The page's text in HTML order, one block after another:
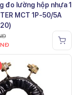
đo lường hộp nhựa 1
MCT 1P-50/5A